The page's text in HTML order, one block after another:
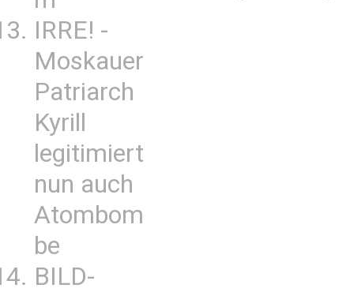
IRRE! -
Moskauer
Patriarch
Kyrill
legitimiert
nun auch
Atombom
be
BILD-